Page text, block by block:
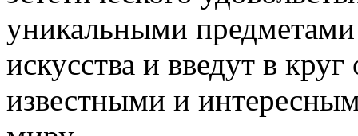
уникальными
искусства и введут в
известными и